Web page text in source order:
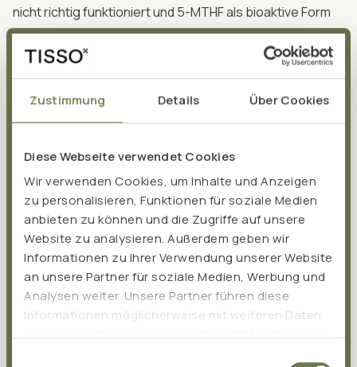
Zustimmung Details Über Cookies
Diese Webseite verwendet Cookies
Wir verwenden Cookies, um Inhalte und Anzeigen
zu personalisieren, Funktionen für soziale Medien
anbieten zu können und die Zugriffe auf unsere
Website zu analysieren. Außerdem geben wir
Informationen zu Ihrer Verwendung unserer Website
an unsere Partner für soziale Medien, Werbung und
Analysen weiter. Unsere Partner führen diese
Informationen möglicherweise mit weiteren Daten
nicht richtig funktioniert und 5-MTHF als bioaktive Form
nicht gebildet werden kann. Deshalb ist es besser, wenn
Multivitaminpräparate die Folsäure in der bereits
bioaktiven Form als 5-MTHF enthalten.
Multivitamine und
Mineralstoffe ‒ die perfekte
Kombi